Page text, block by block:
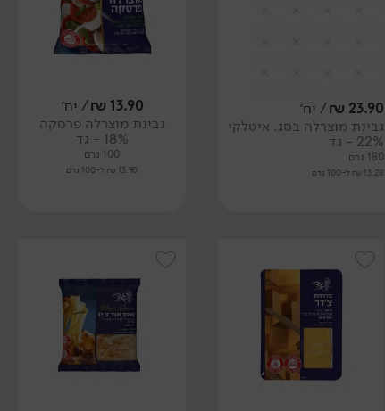
23.90
₪/ יח׳
גבינת מוצרלה בסג. איטלקי
22% - גד
180 גרם
13.28 ₪ ל-100 גרם
13.90
₪/ יח׳
גבינת מוצרלה פרסקה
18% - גד
100 גרם
13.90 ₪ ל-100 גרם